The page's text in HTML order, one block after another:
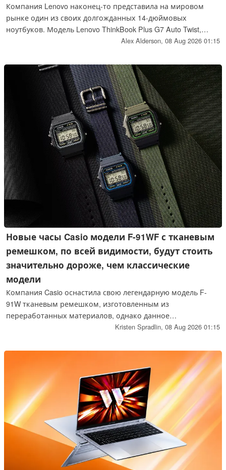
Компания Lenovo наконец-то представила на мировом
рынке один из своих долгожданных 14-дюймовых
ноутбуков. Модель Lenovo ThinkBook Plus G7 Auto Twist,
оснащённая OLED-дисплеем с частотой обновления 120 Гц
B390, имеет в запасе ещё один козырь в виде
моторизованного шарнира дисплея. Время автономной
работы также обещает быть впечатляющим благодаря
платформе Intel Panther Lake и аккумулятору емкостью 75
Вт·ч.
Alex Alderson, 08 Aug 2026 01:15
Новые часы Casio модели F-91WF с тканевым
ремешком, по всей видимости, будут стоить
значительно дороже, чем классические
модели
Компания Casio оснастила свою легендарную модель F-
91W тканевым ремешком, изготовленным из
переработанных материалов, однако данное
усовершенствование, судя по всему, обошлось недёшево.
91WF может стоить почти в два раза дороже стандартной
Kristen Spradlin, 08 Aug 2026 01:15